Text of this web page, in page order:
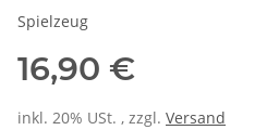
Spielzeug
16,90 €
inkl. 20% USt. , zzgl. Versand